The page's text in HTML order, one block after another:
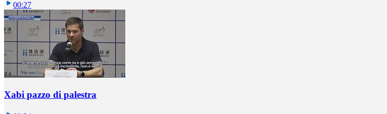
00:27
Xabi pazzo di palestra